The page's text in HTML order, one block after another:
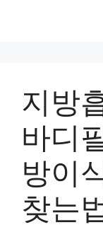
지방
바디
방이
찾는